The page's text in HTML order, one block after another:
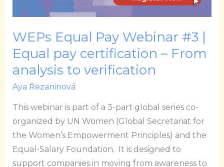
WEPs Equal Pay Webinar #3 |
Equal pay certification – From
analysis to verification
Aya Řezaninová
This webinar is part of a 3-part global series co-
organized by UN Women (Global Secretariat for
the Women’s Empowerment Principles) and the
Equal-Salary Foundation. It is designed to
support companies in moving from awareness to
verification